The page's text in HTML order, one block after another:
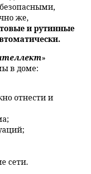
же,
и рутинные
»
в доме:
отнести и
сети.